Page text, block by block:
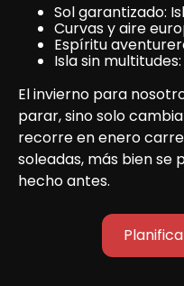
Sol garantizado:
Curvas y aire
Espíritu
Isla sin multitudes:
El invierno para
parar, sino solo
recorre en enero
soleadas, más bien se
hecho antes.